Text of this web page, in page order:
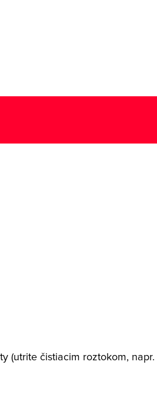
(utrite čistiacim roztokom,